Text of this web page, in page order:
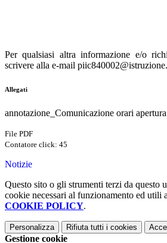
Per qualsiasi altra informazione e/o
scrivere alla e-mail
Allegati
annotazione_Comunicazione orari
File PDF
Contatore click: 45
Notizie
Questo sito o gli strumenti terzi da questo
cookie necessari al funzionamento ed utili
COOKIE POLICY.
Personalizza Rifiuta tutti i cookies
Gestione cookie